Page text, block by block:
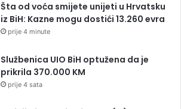
Šta od voća smijete unijeti u Hrvatsku
iz BiH: Kazne mogu dostići 13.260 evra
prije 4 minute
Službenica UIO BiH optužena da je
prikrila 370.000 KM
prije 4 sata